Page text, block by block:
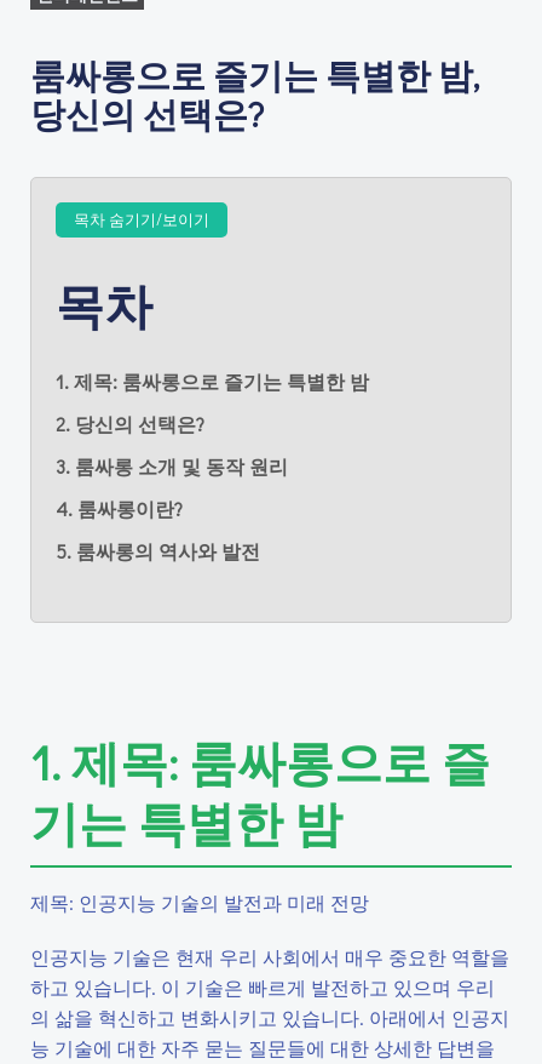
룸싸롱으로 즐기는 특별한 밤,
당신의 선택은?
목차 숨기기/보이기
목차
1. 제목: 룸싸롱으로 즐기는 특별한 밤
2. 당신의 선택은?
3. 룸싸롱 소개 및 동작 원리
4. 룸싸롱이란?
5. 룸싸롱의 역사와 발전
1. 제목: 룸싸롱으로 즐
기는 특별한 밤
제목: 인공지능 기술의 발전과 미래 전망
인공지능 기술은 현재 우리 사회에서 매우 중요한 역할을
하고 있습니다. 이 기술은 빠르게 발전하고 있으며 우리
의 삶을 혁신하고 변화시키고 있습니다. 아래에서 인공지
능 기술에 대한 자주 묻는 질문들에 대한 상세한 답변을